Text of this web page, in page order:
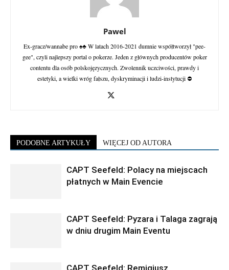
Pawel
Ex-gracz/wannabe pro ♠♣ W latach 2016-2021 dumnie współtworzył "pee-
gee", czyli najlepszy portal o pokerze. Jeden z głównych producentów poker
contentu dla osób polskojęzycznych. Zwolennik uczciwości, prawdy i
estetyki, a wielki wróg fałszu, dyskryminacji i ludzi-instytucji ⛔
PODOBNE ARTYKUŁY WIĘCEJ OD AUTORA
CAPT Seefeld: Polacy na miejscach
płatnych w Main Evencie
CAPT Seefeld: Pyzara i Talaga zagrają
w dniu drugim Main Eventu
CAPT Seefeld: Remigiusz